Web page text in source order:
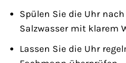
Spülen Sie die Uhr
Salzwasser mit klarem
Lassen Sie die Uhr